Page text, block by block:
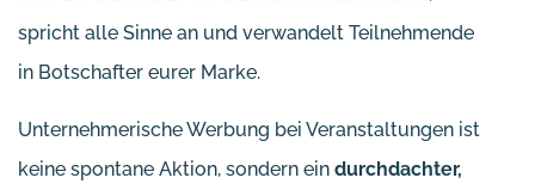
spricht alle Sinne an und verwandelt Teilnehmende
in Botschafter eurer Marke.
Unternehmerische Werbung bei Veranstaltungen ist
keine spontane Aktion, sondern ein durchdachter,